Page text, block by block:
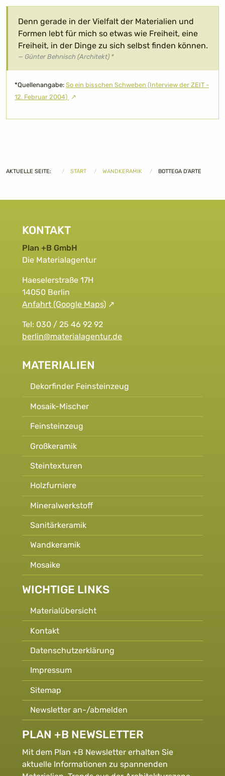
Denn gerade in der Vielfalt der Materialien und
Formen lebt für mich so etwas wie Freiheit, eine
Freiheit, in der Dinge zu sich selbst finden können.
Günter Behnisch (Architekt) *
*Quellenangabe: So ein bisschen Schweben (Interview der ZEIT -
12. Februar 2004)
AKTUELLE SEITE: START WANDKERAMIK BOTTEGA D'ARTE
KONTAKT
Plan +B GmbH
Die Materialagentur
Haeselerstraße 17H
14050 Berlin
Anfahrt (Google Maps)
Tel: 030 / 25 46 92 92
berlin@materialagentur.de
MATERIALIEN
Dekorfinder Feinsteinzeug
Mosaik-Mischer
Feinsteinzeug
Großkeramik
Steintexturen
Holzfurniere
Mineralwerkstoff
Sanitärkeramik
Wandkeramik
Mosaike
WICHTIGE LINKS
Materialübersicht
Kontakt
Datenschutzerklärung
Impressum
Sitemap
Newsletter an-/abmelden
PLAN +B NEWSLETTER
Mit dem Plan +B Newsletter erhalten Sie
aktuelle Informationen zu spannenden